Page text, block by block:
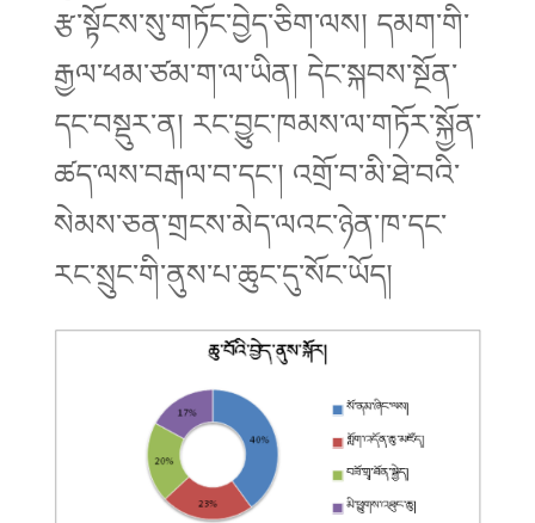
རྩ་སྟོངས་སུ་གཏོང་བྱེད་ཅིག་ལས། དམག་གི་
རྒྱལ་ཕམ་ཙམ་ག་ལ་ཡིན། དེང་སྐབས་སྔོན་
དང་བསྡུར་ན། རང་བྱུང་ཁམས་ལ་གཏོར་སྐྱོན་
ཚད་ལས་བརྒལ་བ་དང་། འགྲོ་བ་མི་ཐེ་བའི་
སེམས་ཅན་གྲངས་མེད་ལའང་ཉེན་ཁ་དང་
རང་སྲུང་གི་ནུས་པ་ཆུང་དུ་སོང་ཡོད།